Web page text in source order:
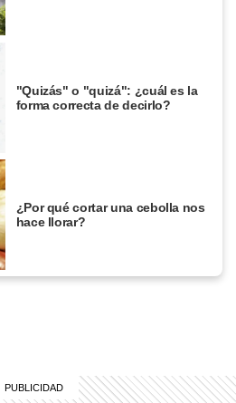
"Quizás" o "quizá": ¿cuál es la
forma correcta de decirlo?
¿Por qué cortar una cebolla nos
hace llorar?